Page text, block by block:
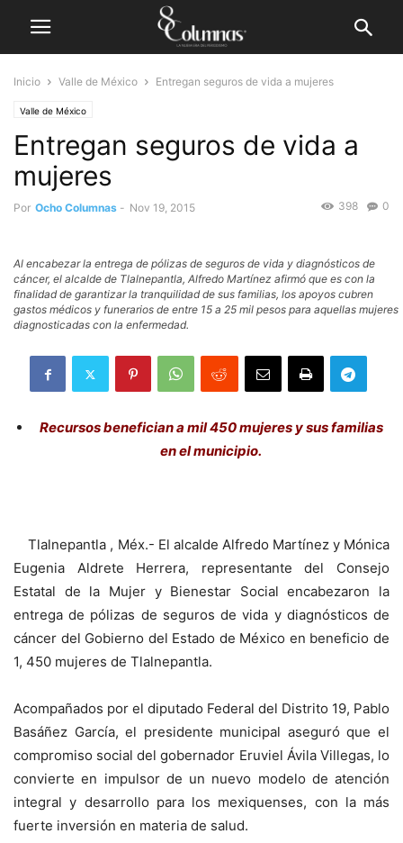
Inicio Valle de México Entregan seguros de vida a mujeres
Valle de México
Entregan seguros de vida a
mujeres
Por Ocho Columnas - Nov 19, 2015 0
398
Al encabezar la entrega de pólizas de seguros de vida y diagnósticos de
cáncer, el alcalde de Tlalnepantla, Alfredo Martínez afirmó que es con la
finalidad de garantizar la tranquilidad de sus familias, los apoyos cubren
gastos médicos y funerarios de entre 15 a 25 mil pesos para aquellas mujeres
diagnosticadas con la enfermedad.
Recursos benefician a mil 450 mujeres y sus familias
en el municipio.
Tlalnepantla , Méx.- El alcalde Alfredo Martínez y Mónica
Eugenia Aldrete Herrera, representante del Consejo
Estatal de la Mujer y Bienestar Social encabezaron la
entrega de pólizas de seguros de vida y diagnósticos de
cáncer del Gobierno del Estado de México en beneficio de
1, 450 mujeres de Tlalnepantla.
Acompañados por el diputado Federal del Distrito 19, Pablo
Basáñez García, el presidente municipal aseguró que el
compromiso social del gobernador Eruviel Ávila Villegas, lo
convierte en impulsor de un nuevo modelo de atención
integral y desarrollo para los mexiquenses, con la más
fuerte inversión en materia de salud.